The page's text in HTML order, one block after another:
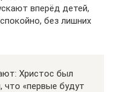
вперёд детей,
без лишних
Христос был
«первые будут